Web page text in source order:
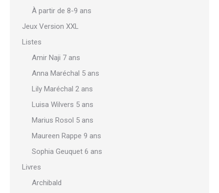
À partir de 8-9 ans
Jeux Version XXL
Listes
Amir Naji 7 ans
Anna Maréchal 5 ans
Lily Maréchal 2 ans
Luisa Wilvers 5 ans
Marius Rosol 5 ans
Maureen Rappe 9 ans
Sophia Geuquet 6 ans
Livres
Archibald